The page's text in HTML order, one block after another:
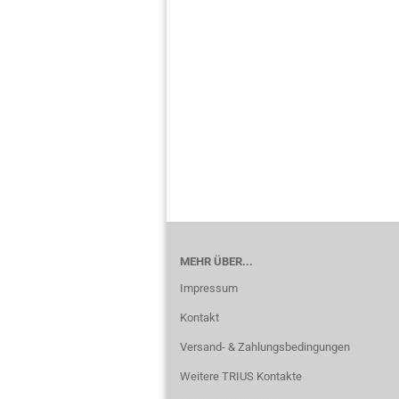
MEHR ÜBER...
Impressum
Kontakt
Versand- & Zahlungsbedingungen
Weitere TRIUS Kontakte